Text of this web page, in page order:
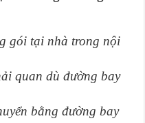
gói tại nhà trong nội
quan dù đường bay
bằng đường bay